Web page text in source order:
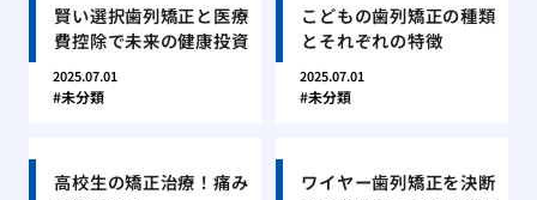
賢い選択歯列矯正と医療
費控除で未来の健康投資
2025.07.01
未分類
こどもの歯列矯正の種類
とそれぞれの特徴
2025.07.01
未分類
高校生の矯正治療！痛み
ワイヤー歯列矯正を決断